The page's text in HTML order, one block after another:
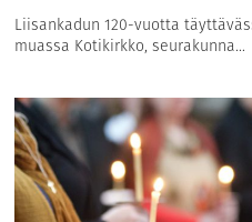
Liisankadun 120-vuotta
muassa Kotikirkko, seurakunna...